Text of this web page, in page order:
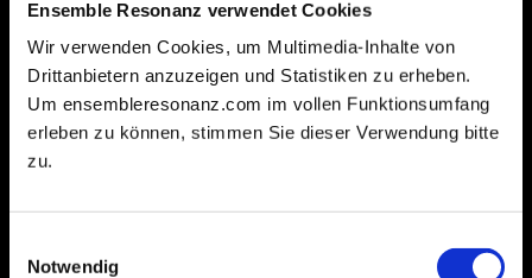
Ensemble Resonanz verwendet Cookies
Wir verwenden Cookies, um Multimedia-Inhalte von
Drittanbietern anzuzeigen und Statistiken zu erheben.
Um ensembleresonanz.com im vollen Funktionsumfang
erleben zu können, stimmen Sie dieser Verwendung bitte
zu.
Notwendig